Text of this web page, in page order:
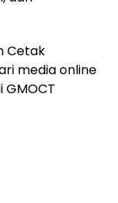
Cetak
media online